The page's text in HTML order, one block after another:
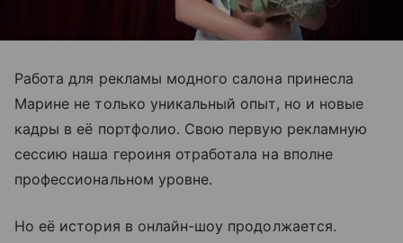
Работа для рекламы модного салона принесла
Марине не только уникальный опыт, но и новые
кадры в её портфолио. Свою первую рекламную
сессию наша героиня отработала на вполне
профессиональном уровне.
Но её история в онлайн-шоу продолжается.